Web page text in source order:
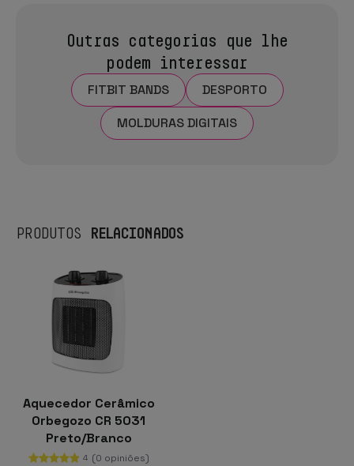
Outras categorias que lhe
podem interessar
FITBIT BANDS
DESPORTO
MOLDURAS DIGITAIS
PRODUTOS RELACIONADOS
Aquecedor Cerâmico
Orbegozo CR 5031
Preto/Branco
4 (0 opiniões)